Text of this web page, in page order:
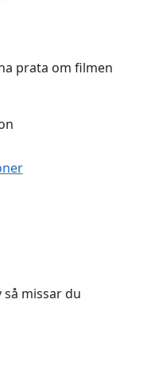
prata om filmen
missar du